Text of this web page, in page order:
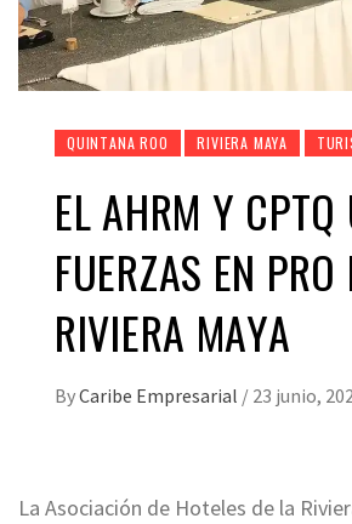
QUINTANA ROO RIVIERA MAYA
EL AHRM Y CPTQ
FUERZAS EN
RIVIERA MAYA
ByCaribe Empresarial / 23 junio,
La Asociación de Hoteles de la